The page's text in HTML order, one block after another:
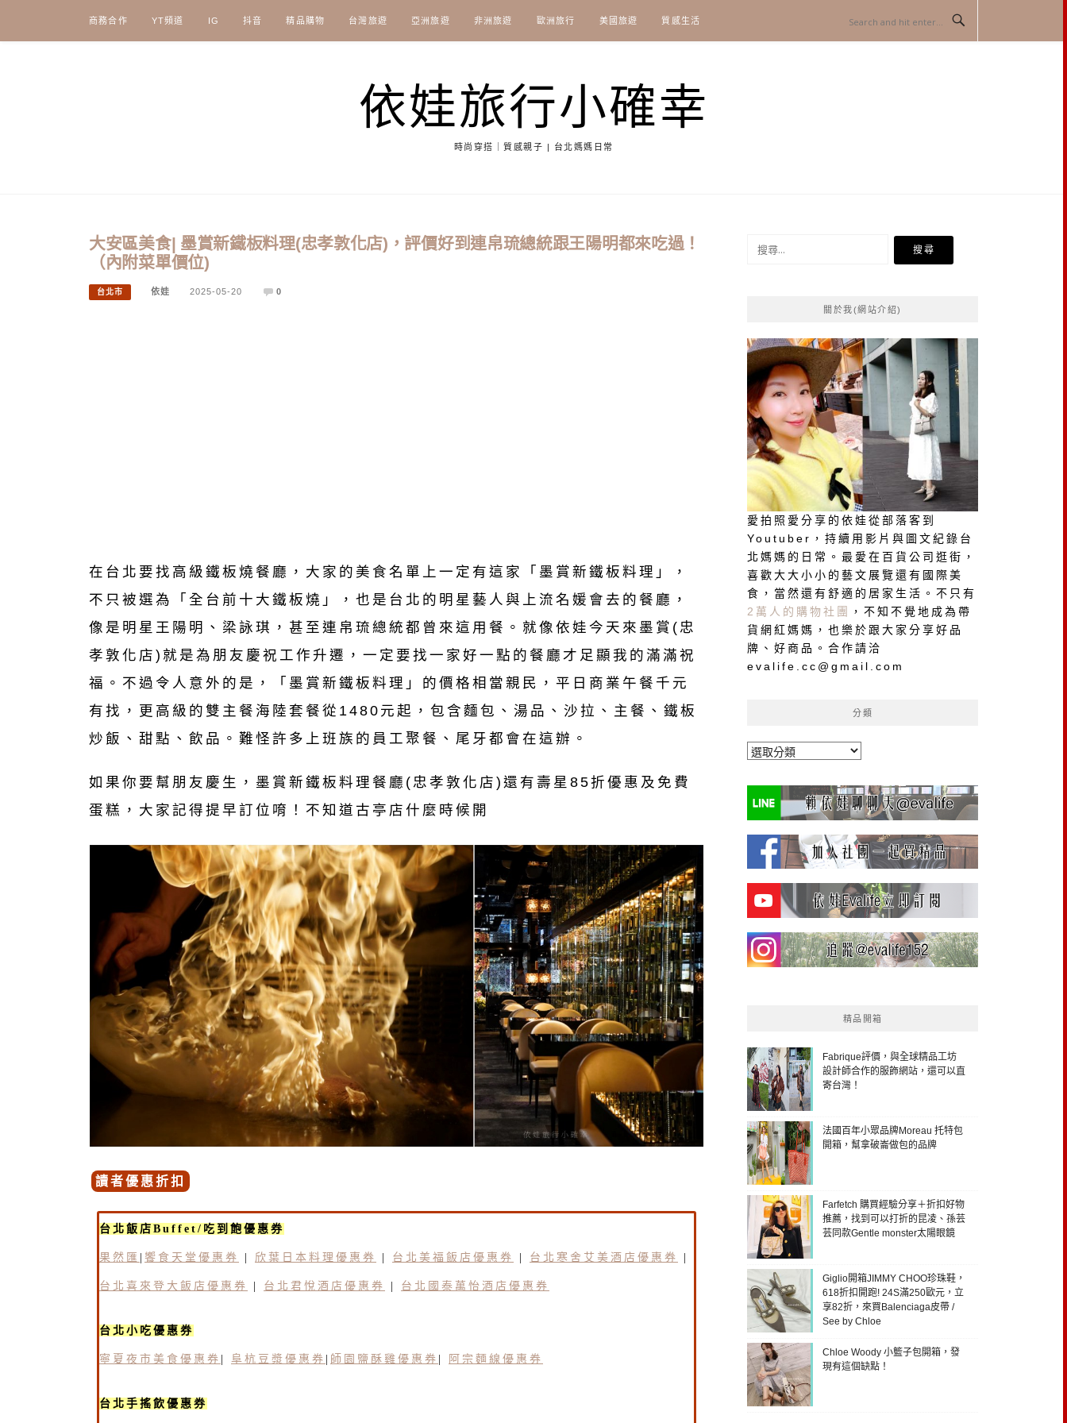
content
商務合作 YT頻道 IG 抖音 精品購物 台灣旅遊 亞洲旅遊 非洲旅遊 歐洲旅行 美國旅遊 質感生活
依娃旅行小確幸
時尚穿搭｜質感親子 | 台北媽媽日常
大安區美食| 墨賞新鐵板料理(忠孝敦化店)，評價好到連帛琉總統跟王陽明都來吃過！
（內附菜單價位)
台北市 依娃 2025-05-20 0
在台北要找高級鐵板燒餐廳，大家的美食名單上一定有這家「墨賞新鐵板料理」，
不只被選為「全台前十大鐵板燒」，也是台北的明星藝人與上流名媛會去的餐廳，
像是明星王陽明、梁詠琪，甚至連帛琉總統都曾來這用餐。就像依娃今天來墨賞(忠
孝敦化店)就是為朋友慶祝工作升遷，一定要找一家好一點的餐廳才足顯我的滿滿祝
福。不過令人意外的是，「墨賞新鐵板料理」的價格相當親民，平日商業午餐千元
有找，更高級的雙主餐海陸套餐從1480元起，包含麵包、湯品、沙拉、主餐、鐵板
炒飯、甜點、飲品。難怪許多上班族的員工聚餐、尾牙都會在這辦。
如果你要幫朋友慶生，墨賞新鐵板料理餐廳(忠孝敦化店)還有壽星85折優惠及免費
蛋糕，大家記得提早訂位唷！不知道古亭店什麼時候開
讀者優惠折扣
台北飯店Buffet/吃到飽優惠券
果然匯 | 饗食天堂優惠券 | 欣葉日本料理優惠券 | 台北美福飯店優惠券 | 台北寒舍艾美酒店優惠券 |
台北喜來登大飯店優惠券 | 台北君悅酒店優惠券 | 台北國泰萬怡酒店優惠券
台北小吃優惠券
寧夏夜市美食優惠券 | 阜杭豆漿優惠券 | 師園鹽酥雞優惠券 | 阿宗麵線優惠券
台北手搖飲優惠券
搜
關於我(網站介紹)
愛拍照愛分享的依娃從部落客到
Youtuber，持續用影片與圖文紀錄台
北媽媽的日常。最愛在百貨公司逛街，
喜歡大大小小的藝文展覽還有國際美
食，當然還有舒適的居家生活。不只有
2萬人的購物社團
，不知不覺地成為帶
貨網紅媽媽，也樂於跟大家分享好品
牌、好商品。合作請洽
evalife.cc@gmail.com
分類
分
精品開箱
Fabrique評價，與全球精品工坊
設計師合作的服飾網站，還可以直
寄台灣！
法國百年小眾品牌Moreau 托特包
開箱，幫拿破崙做包的品牌
Farfetch 購買經驗分享＋折扣好物
推薦，找到可以打折的昆凌、孫芸
芸同款Gentle monster太陽眼鏡
Giglio開箱JIMMY CHOO珍珠鞋，
618折扣開跑! 24S滿250歐元，立
享82折，來買Balenciaga皮帶 /
See by Chloe
Chloe Woody 小籃子包開箱，發
現有這個缺點！